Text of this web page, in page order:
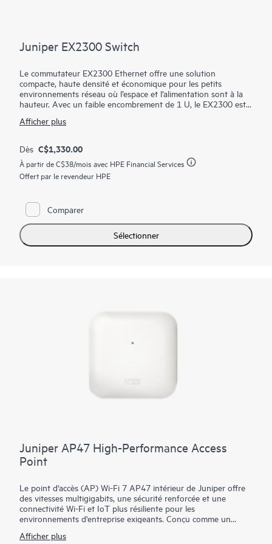
Juniper EX2300 Switch
Le commutateur EX2300 Ethernet offre une solution
compacte, haute densité et économique pour les petits
environnements réseau où l’espace et l’alimentation sont à la
hauteur. Avec un faible encombrement de 1 U, le EX2300 est
agences, les environnements de vente au détail et de groupe
grands.
Le EX2300 est prêt pour le cloud et compatible ZTP, ce qui
vous permet de l'intégrer, de le configurer et de le gérer avec
rationalise le déploiement et la gestion de votre fabric de
campus, tandis que Marvis AI simplifie les opérations et
améliore la visibilité sur les performances des appareils
connectés. Les EX2300 commutateurs prennent en charge la
technologie Virtual Chassis de Juniper, qui simplifie les
Afficher plus
Dès C$1,330.00
À partir deC$38/mois avec HPE Financial Services
Offert par le revendeur HPE
Comparer
Sélectionner
Juniper AP47 High-Performance Access
Point
Le point d'accès (AP) Wi-Fi 7 AP47 intérieur de Juniper offre
des vitesses multigigabits, une sécurité renforcée et une
connectivité Wi-Fi et IoT plus résiliente pour les
environnements d'entreprise exigeants. Conçu comme un
offre une capacité accrue et des canaux plus larges avec moins
Afficher plus